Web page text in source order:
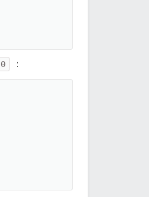
0 ：